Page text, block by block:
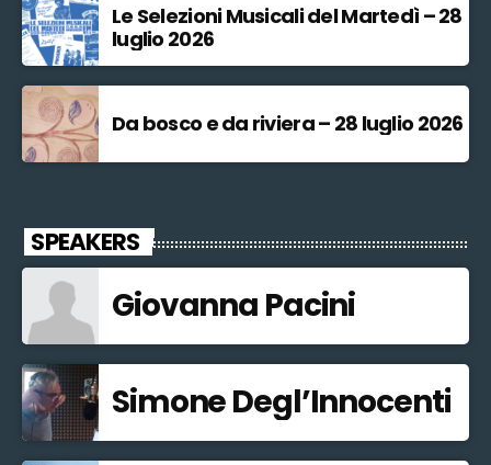
Le Selezioni Musicali del Martedì – 28
luglio 2026
Da bosco e da riviera – 28 luglio 2026
SPEAKERS
Giovanna Pacini
Simone Degl’Innocenti